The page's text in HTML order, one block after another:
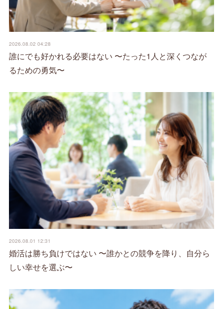
2026.08.02 04:28
誰にでも好かれる必要はない 〜たった1人と深くつなが
るための勇気〜
2026.08.01 12:31
婚活は勝ち負けではない 〜誰かとの競争を降り、自分ら
しい幸せを選ぶ〜